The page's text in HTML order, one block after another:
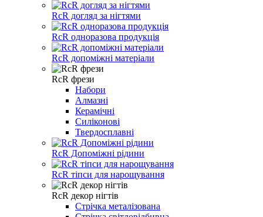
RcR догляд за нігтями
RcR одноразова продукція
RcR допоміжні матеріали
RcR фрези
Набори
Алмазні
Керамічні
Силіконові
Твердосплавні
RcR Допоміжні рідини
RcR тіпси для нарощування
RcR декор нігтів
Стрічка металізована